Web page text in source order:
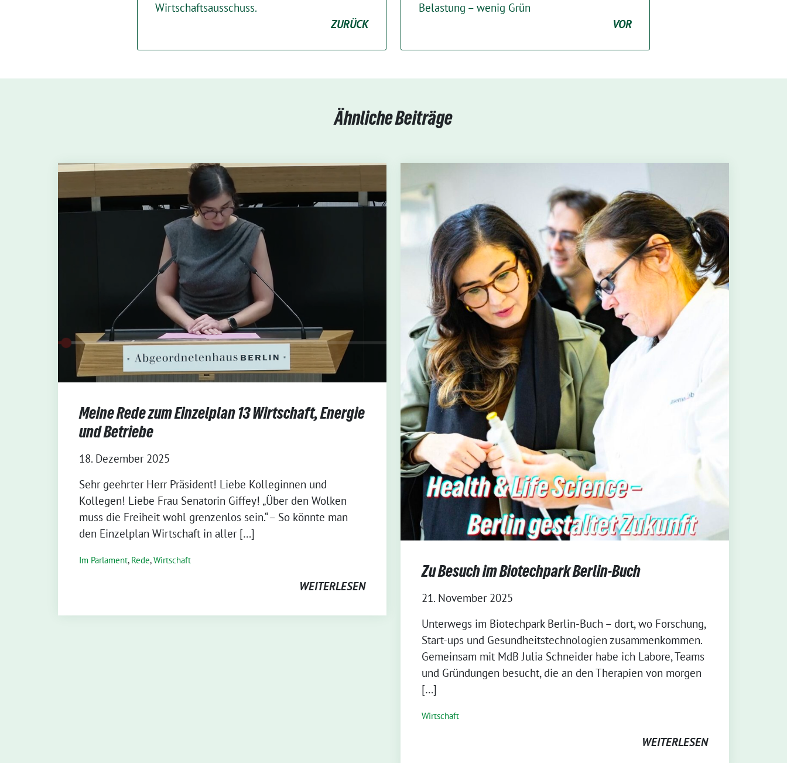
Wirtschaftsausschuss.
ZURÜCK
Belastung – wenig Grün
VOR
Ähnliche Beiträge
Meine Rede zum Einzelplan 13 Wirtschaft, Energie
und Betriebe
18. Dezember 2025
Sehr geehrter Herr Präsident! Liebe Kolleginnen und
Kollegen! Liebe Frau Senatorin Giffey! „Über den Wolken
muss die Freiheit wohl grenzenlos sein.“ – So könnte man
den Einzelplan Wirtschaft in aller […]
Im Parlament, Rede,Wirtschaft
WEITERLESEN
Zu Besuch im Biotechpark Berlin-Buch
21. November 2025
⁨Unterwegs im Biotechpark Berlin-Buch – dort, wo Forschung,
Start-ups und Gesundheitstechnologien zusammenkommen.
Gemeinsam mit MdB Julia Schneider habe ich Labore, Teams
und Gründungen besucht, die an den Therapien von morgen
[…]
Wirtschaft
WEITERLESEN